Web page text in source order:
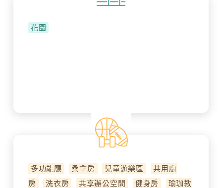
花園
多功能廳 桑拿房 兒童遊樂區
共用廚
房
洗衣房 共享辦公空間 健身房
瑜珈教